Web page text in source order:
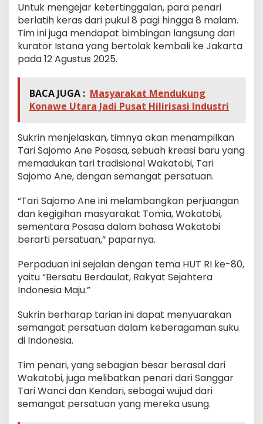
Untuk mengejar ketertinggalan, para penari
berlatih keras dari pukul 8 pagi hingga 8 malam.
Tim ini juga mendapat bimbingan langsung dari
kurator Istana yang bertolak kembali ke Jakarta
pada 12 Agustus 2025.
BACA JUGA : Masyarakat Mendukung
Konawe Utara Jadi Pusat Hilirisasi Industri
Sukrin menjelaskan, timnya akan menampilkan
Tari Sajomo Ane Posasa, sebuah kreasi baru yang
memadukan tari tradisional Wakatobi, Tari
Sajomo Ane, dengan semangat persatuan.
“Tari Sajomo Ane ini melambangkan perjuangan
dan kegigihan masyarakat Tomia, Wakatobi,
sementara Posasa dalam bahasa Wakatobi
berarti persatuan,” paparnya.
Perpaduan ini sejalan dengan tema HUT RI ke-80,
yaitu “Bersatu Berdaulat, Rakyat Sejahtera
Indonesia Maju.”
Sukrin berharap tarian ini dapat menyuarakan
semangat persatuan dalam keberagaman suku
di Indonesia.
Tim penari, yang sebagian besar berasal dari
Wakatobi, juga melibatkan penari dari Sanggar
Tari Wanci dan Kendari, sebagai wujud dari
semangat persatuan yang mereka usung.